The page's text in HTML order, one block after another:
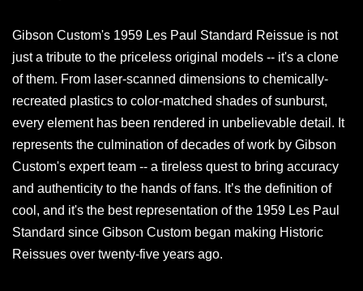
Gibson Custom's 1959 Les Paul Standard Reissue is not
just a tribute to the priceless original models -- it's a clone
of them. From laser-scanned dimensions to chemically-
recreated plastics to color-matched shades of sunburst,
every element has been rendered in unbelievable detail. It
represents the culmination of decades of work by Gibson
Custom's expert team -- a tireless quest to bring accuracy
and authenticity to the hands of fans. It’s the definition of
cool, and it's the best representation of the 1959 Les Paul
Standard since Gibson Custom began making Historic
Reissues over twenty-five years ago.